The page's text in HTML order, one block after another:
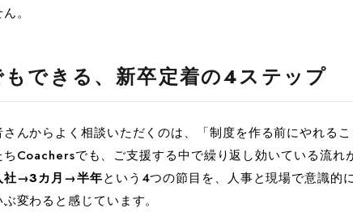
。
できる、新卒定着の4ステップ
んからよく相談いただくのは、「制度を作る前にやれる
Coachersでも、ご支援する中で繰り返し効いている流れ
社→3カ月→半年という4つの節目を、人事と現場で意識的
変わると感じています。